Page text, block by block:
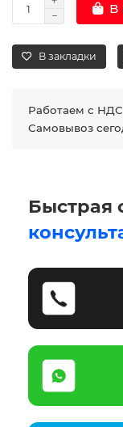
В
В закладки
Работаем с НДС
Самовывоз
Быстрая